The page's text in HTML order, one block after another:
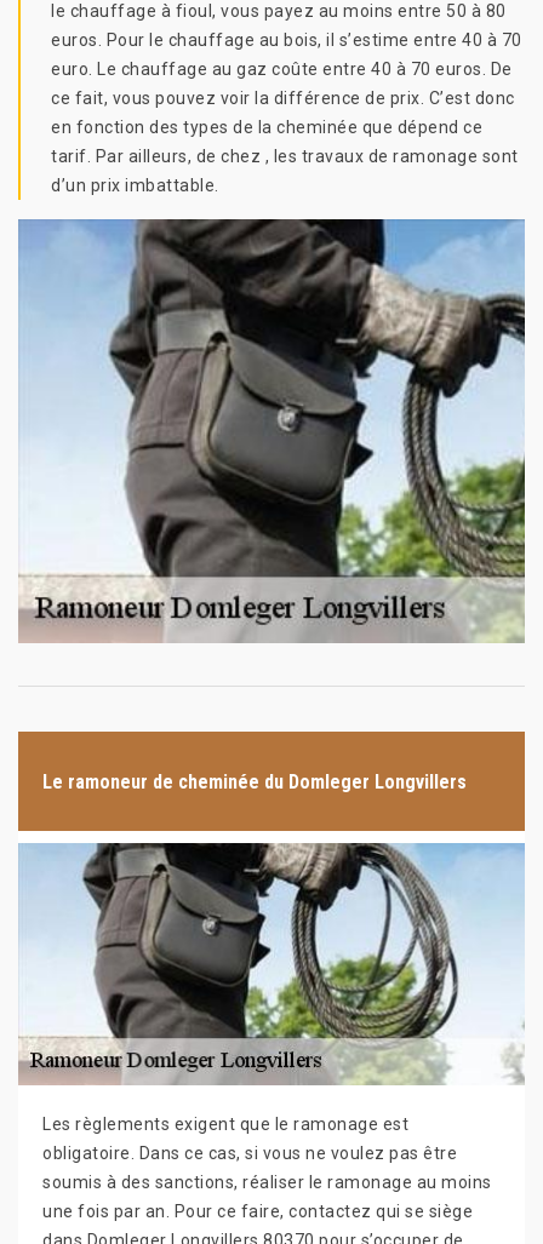
le chauffage à fioul, vous payez au moins entre 50 à 80
euros. Pour le chauffage au bois, il s’estime entre 40 à 70
euro. Le chauffage au gaz coûte entre 40 à 70 euros. De
ce fait, vous pouvez voir la différence de prix. C’est donc
en fonction des types de la cheminée que dépend ce
tarif. Par ailleurs, de chez , les travaux de ramonage sont
d’un prix imbattable.
Le ramoneur de cheminée du Domleger Longvillers
Les règlements exigent que le ramonage est
obligatoire. Dans ce cas, si vous ne voulez pas être
soumis à des sanctions, réaliser le ramonage au moins
une fois par an. Pour ce faire, contactez qui se siège